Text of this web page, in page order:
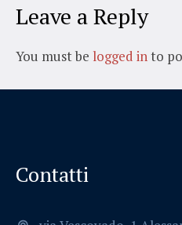
Leave a Reply
You must be logged into
Contatti